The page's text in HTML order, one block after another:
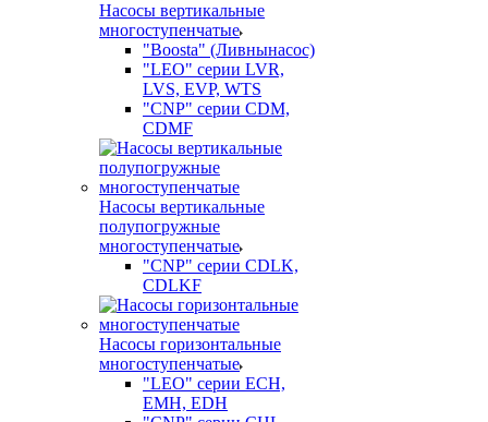
Насосы вертикальные
многоступенчатые
"Boosta" (Ливнынасос)
"LEO" серии LVR,
LVS, EVP, WTS
"CNP" серии CDM,
CDMF
Насосы вертикальные
полупогружные
многоступенчатые
"CNP" серии CDLK,
CDLKF
Насосы горизонтальные
многоступенчатые
"LEO" серии ECH,
EMH, EDH